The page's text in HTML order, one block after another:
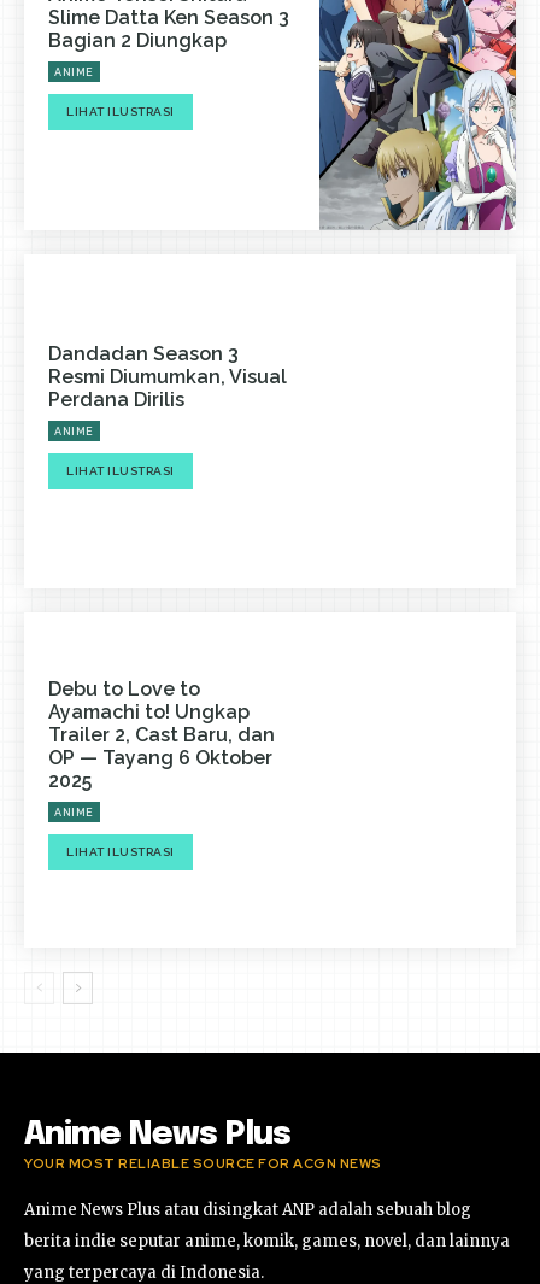
Slime Datta Ken Season 3
Bagian 2 Diungkap
ANIME
LIHAT ILUSTRASI
Dandadan Season 3
Resmi Diumumkan, Visual
Perdana Dirilis
ANIME
LIHAT ILUSTRASI
Debu to Love to
Ayamachi to! Ungkap
Trailer 2, Cast Baru, dan
OP — Tayang 6 Oktober
2025
ANIME
LIHAT ILUSTRASI
Anime News Plus
YOUR MOST RELIABLE SOURCE FOR ACGN NEWS
Anime News Plus atau disingkat ANP adalah sebuah blog
berita indie seputar anime, komik, games, novel, dan lainnya
yang terpercaya di Indonesia.